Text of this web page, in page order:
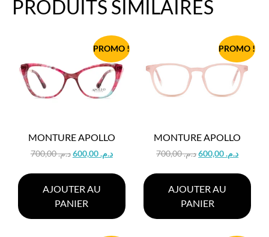
PRODUITS SIMILAIRES
PROMO !
MONTURE APOLLO
د.م.700,00 د.م.600,00
AJOUTER AU
PANIER
PROMO !
MONTURE APOLLO
د.م.700,00 د.م.600,00
AJOUTER AU
PANIER